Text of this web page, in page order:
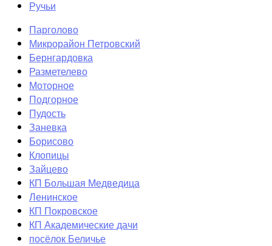
Ручьи
Парголово
Микрорайон Петровский
Бернгардовка
Разметелево
Моторное
Подгорное
Пудость
Заневка
Борисово
Клопицы
Зайцево
КП Большая Медведица
Ленинское
КП Покровское
КП Академические дачи
посёлок Беличье